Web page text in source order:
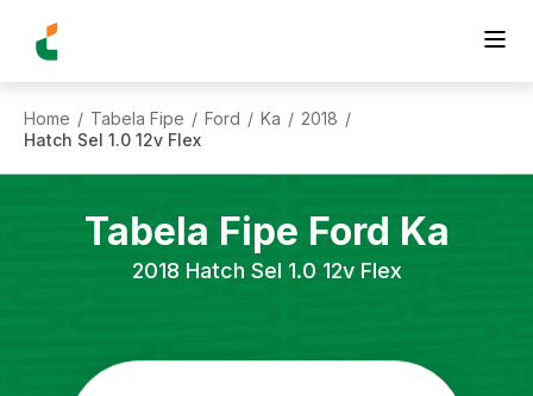
Home / Tabela Fipe / Ford / Ka / 2018 /
Hatch Sel 1.0 12v Flex
Tabela Fipe Ford Ka
2018 Hatch Sel 1.0 12v Flex